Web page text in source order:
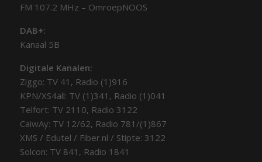
FM 107.2 MHz – OmroepNOOS
DAB+:
Kanaal 5B
Digitale Kanalen:
Ziggo: TV 41, Radio (1)916
KPN/XS4all: TV (1)341, Radio (1)041
Telfort: TV 2110, Radio 3122
CaiwAy: TV 12/62, Radio 781/(1)867
XMS / Edutel / Fiber.nl / Stipte: 3122
Solcon: TV 841, Radio 1841